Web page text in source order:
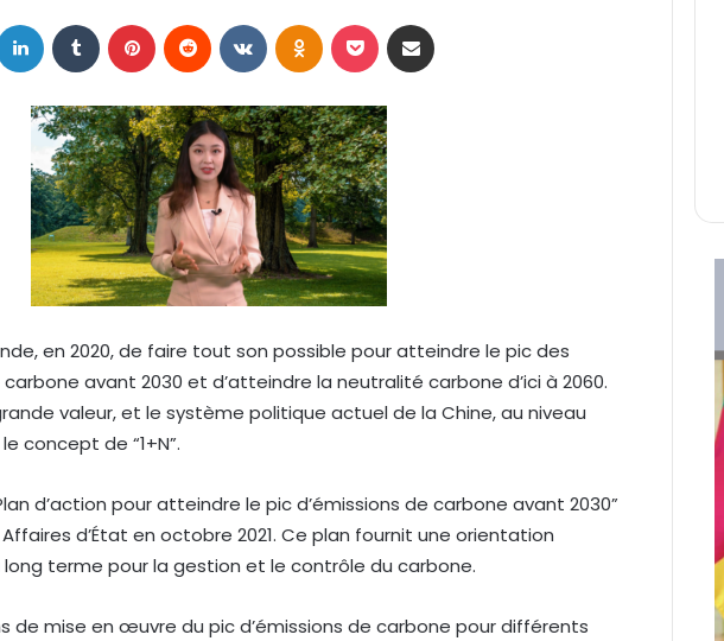
o
e
u
n
c
u
r
i
e
l
en 2020, de faire tout son possible pour atteindre le pic des
avant 2030 et d’atteindre la neutralité carbone d’ici à 2060.
valeur, et le système politique actuel de la Chine, au niveau
concept de “1+N”.
d’action pour atteindre le pic d’émissions de carbone avant 2030”
d’État en octobre 2021. Ce plan fournit une orientation
terme pour la gestion et le contrôle du carbone.
de mise en œuvre du pic d’émissions de carbone pour différents